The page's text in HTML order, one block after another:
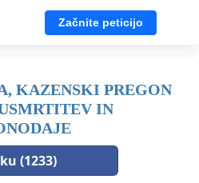
Začnite peticijo
KAZENSKI PREGON
IN
(1233)